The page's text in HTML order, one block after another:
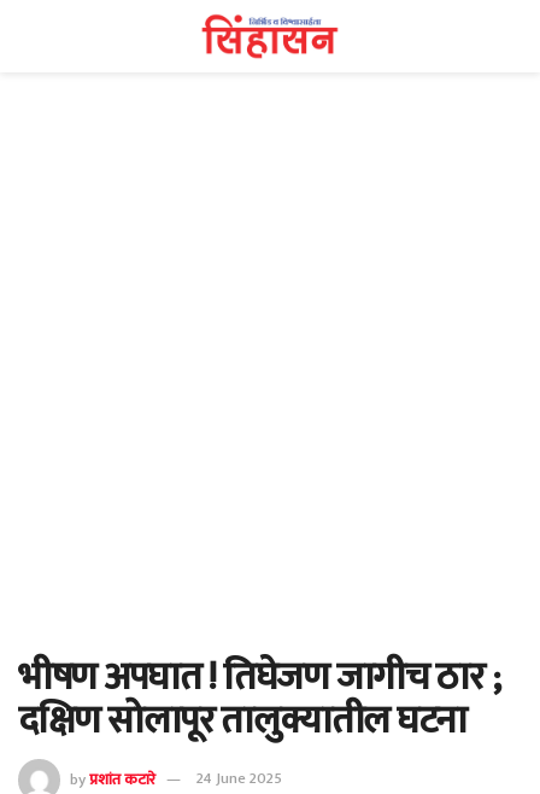
भीषण अपघात ! तिघेजण जागीच ठार ;
दक्षिण सोलापूर तालुक्यातील घटना
byप्रशांत कटारे 24 June 2025